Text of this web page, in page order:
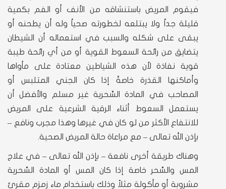
فيقوم المريض باستنشاقه من الأنف أو الفم بكمية
قليلة جداً ولا يبتلعه لخطورته صحياً وله أن يطحنه أو
يبقى على شكله والسبب في استعماله أن الشيطان
يتضايق من رائحة السعوط القوية أو من أي رائحة طيبة
قوية نفاذة لأن هذه الشياطين معتادة على مأواها
وأماكنها القذرة خاصةً إذا كان الجني المتلبس أو
المصاحب في المادة السِّحرية غير مسلم والأفضل أن
يستعمل السعوط أثناء الرقية الشرعية على المريض
للانتفاع الأكثر من لو كان في غيرها وهذا مجرب ونافع –
بإذن الله تعالى – مع مراعاة حالة المريض الصحية.
وهناك طريقة أخرى نافعة – بإذن الله تعالى – في علاج
المس والسِّحر خاصة إذا كان المس أو المادة السِّحرية
مشروبة أو مأكولة مثلاً وذلك باستخدام ماء زمزم مقرئ